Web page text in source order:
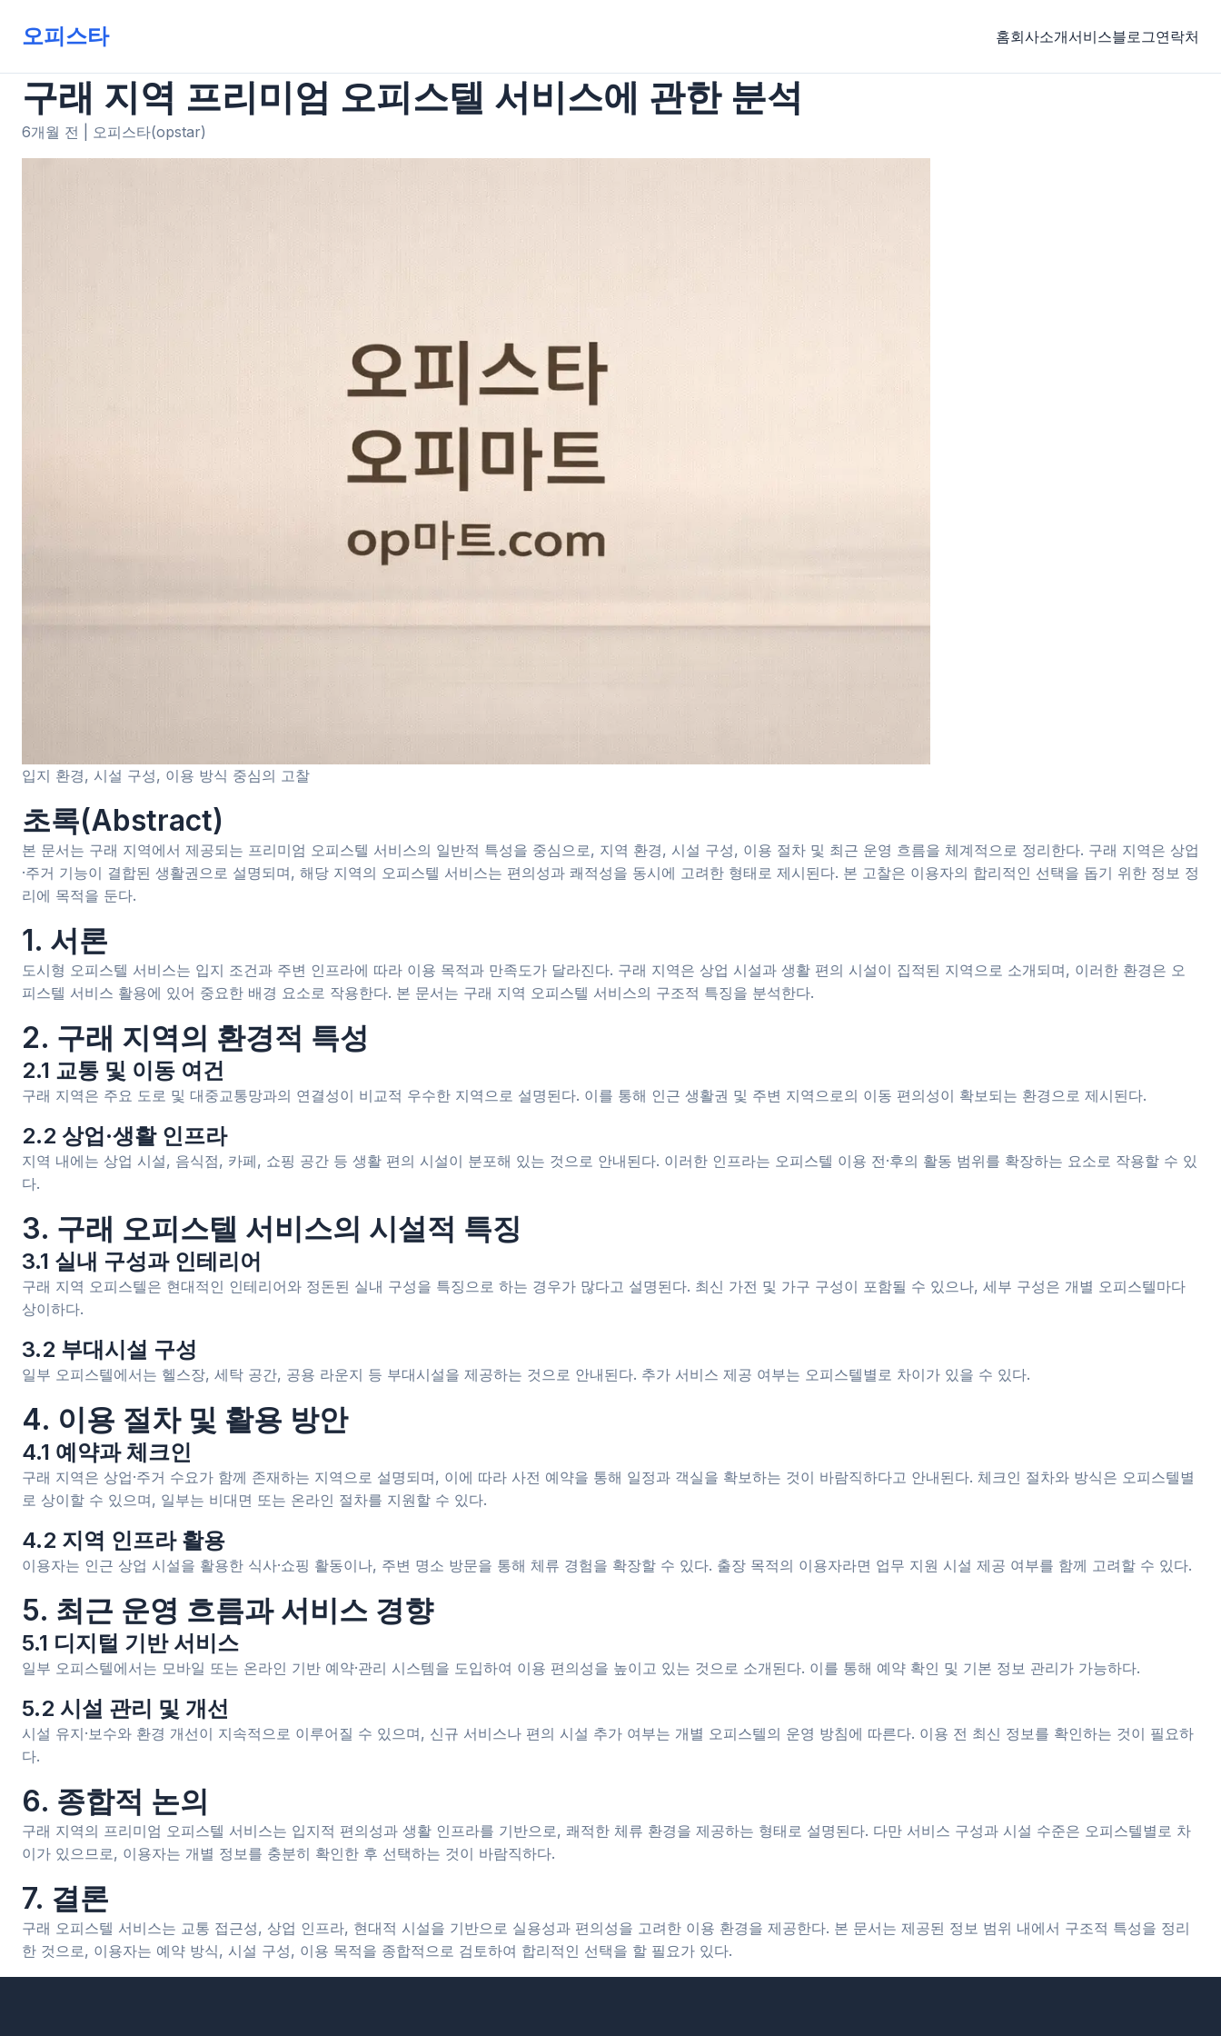
오피스타 홈회사소개서비스블로그연락처
구래 지역 프리미엄 오피스텔 서비스에 관한 분석
6개월 전 오피스타(opstar)
입지 환경, 시설 구성, 이용 방식 중심의 고찰
초록(Abstract)
본 문서는 구래 지역에서 제공되는 프리미엄 오피스텔 서비스의 일반적 특성을 중심으로, 지역 환경, 시설 구성, 이용 절차 및 최근 운영 흐름을 체계적으로 정리한다. 구래 지역은 상업
·주거 기능이 결합된 생활권으로 설명되며, 해당 지역의 오피스텔 서비스는 편의성과 쾌적성을 동시에 고려한 형태로 제시된다. 본 고찰은 이용자의 합리적인 선택을 돕기 위한 정보 정
리에 목적을 둔다.
1. 서론
도시형 오피스텔 서비스는 입지 조건과 주변 인프라에 따라 이용 목적과 만족도가 달라진다. 구래 지역은 상업 시설과 생활 편의 시설이 집적된 지역으로 소개되며, 이러한 환경은 오
피스텔 서비스 활용에 있어 중요한 배경 요소로 작용한다. 본 문서는 구래 지역 오피스텔 서비스의 구조적 특징을 분석한다.
2. 구래 지역의 환경적 특성
2.1 교통 및 이동 여건
구래 지역은 주요 도로 및 대중교통망과의 연결성이 비교적 우수한 지역으로 설명된다. 이를 통해 인근 생활권 및 주변 지역으로의 이동 편의성이 확보되는 환경으로 제시된다.
2.2 상업·생활 인프라
지역 내에는 상업 시설, 음식점, 카페, 쇼핑 공간 등 생활 편의 시설이 분포해 있는 것으로 안내된다. 이러한 인프라는 오피스텔 이용 전·후의 활동 범위를 확장하는 요소로 작용할 수 있
다.
3. 구래 오피스텔 서비스의 시설적 특징
3.1 실내 구성과 인테리어
구래 지역 오피스텔은 현대적인 인테리어와 정돈된 실내 구성을 특징으로 하는 경우가 많다고 설명된다. 최신 가전 및 가구 구성이 포함될 수 있으나, 세부 구성은 개별 오피스텔마다
상이하다.
3.2 부대시설 구성
일부 오피스텔에서는 헬스장, 세탁 공간, 공용 라운지 등 부대시설을 제공하는 것으로 안내된다. 추가 서비스 제공 여부는 오피스텔별로 차이가 있을 수 있다.
4. 이용 절차 및 활용 방안
4.1 예약과 체크인
구래 지역은 상업·주거 수요가 함께 존재하는 지역으로 설명되며, 이에 따라 사전 예약을 통해 일정과 객실을 확보하는 것이 바람직하다고 안내된다. 체크인 절차와 방식은 오피스텔별
로 상이할 수 있으며, 일부는 비대면 또는 온라인 절차를 지원할 수 있다.
4.2 지역 인프라 활용
이용자는 인근 상업 시설을 활용한 식사·쇼핑 활동이나, 주변 명소 방문을 통해 체류 경험을 확장할 수 있다. 출장 목적의 이용자라면 업무 지원 시설 제공 여부를 함께 고려할 수 있다.
5. 최근 운영 흐름과 서비스 경향
5.1 디지털 기반 서비스
일부 오피스텔에서는 모바일 또는 온라인 기반 예약·관리 시스템을 도입하여 이용 편의성을 높이고 있는 것으로 소개된다. 이를 통해 예약 확인 및 기본 정보 관리가 가능하다.
5.2 시설 관리 및 개선
시설 유지·보수와 환경 개선이 지속적으로 이루어질 수 있으며, 신규 서비스나 편의 시설 추가 여부는 개별 오피스텔의 운영 방침에 따른다. 이용 전 최신 정보를 확인하는 것이 필요하
다.
6. 종합적 논의
구래 지역의 프리미엄 오피스텔 서비스는 입지적 편의성과 생활 인프라를 기반으로, 쾌적한 체류 환경을 제공하는 형태로 설명된다. 다만 서비스 구성과 시설 수준은 오피스텔별로 차
이가 있으므로, 이용자는 개별 정보를 충분히 확인한 후 선택하는 것이 바람직하다.
7. 결론
구래 오피스텔 서비스는 교통 접근성, 상업 인프라, 현대적 시설을 기반으로 실용성과 편의성을 고려한 이용 환경을 제공한다. 본 문서는 제공된 정보 범위 내에서 구조적 특성을 정리
한 것으로, 이용자는 예약 방식, 시설 구성, 이용 목적을 종합적으로 검토하여 합리적인 선택을 할 필요가 있다.